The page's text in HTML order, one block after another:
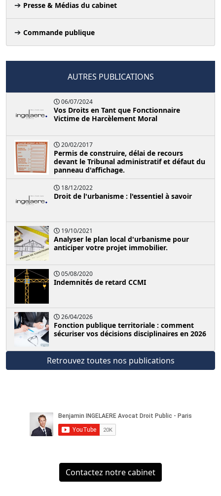
Presse & Médias du cabinet
Commande publique
AUTRES PUBLICATIONS
06/07/2024
Vos Droits en Tant que Fonctionnaire
Victime de Harcèlement Moral
20/02/2017
Permis de construire, délai de recours
devant le Tribunal administratif et défaut du
panneau d'affichage.
18/12/2022
Droit de l'urbanisme : l'essentiel à savoir
19/10/2021
Analyser le plan local d'urbanisme pour
anticiper votre projet immobilier.
05/08/2020
Indemnités de retard CCMI
26/04/2026
Fonction publique territoriale : comment
sécuriser vos décisions disciplinaires en 2026
Retrouvez toutes nos publications
Contactez notre cabinet